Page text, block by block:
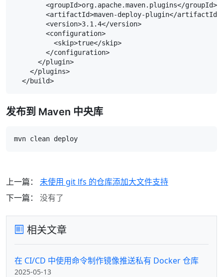
        <groupId>org.apache.maven.plugins</groupId>
        <artifactId>maven-deploy-plugin</artifactId>
        <version>3.1.4</version>
        <configuration>
          <skip>true</skip>
        </configuration>
      </plugin>
    </plugins>
  </build>
发布到 Maven 中央库
mvn clean deploy
上一篇： 未使用 git lfs 的仓库添加大文件支持
下一篇： 没有了
相关文章
在 CI/CD 中使用命令制作镜像推送私有 Docker 仓库
2025-05-13